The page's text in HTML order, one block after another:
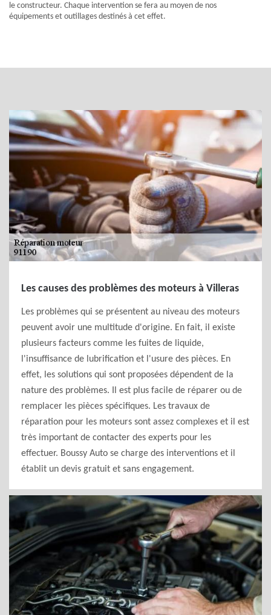
le constructeur. Chaque intervention se fera au moyen de nos
équipements et outillages destinés à cet effet.
Les causes des problèmes des moteurs à Villeras
Les problèmes qui se présentent au niveau des moteurs
peuvent avoir une multitude d'origine. En fait, il existe
plusieurs facteurs comme les fuites de liquide,
l'insuffisance de lubrification et l'usure des pièces. En
effet, les solutions qui sont proposées dépendent de la
nature des problèmes. Il est plus facile de réparer ou de
remplacer les pièces spécifiques. Les travaux de
réparation pour les moteurs sont assez complexes et il est
très important de contacter des experts pour les
effectuer. Boussy Auto se charge des interventions et il
établit un devis gratuit et sans engagement.